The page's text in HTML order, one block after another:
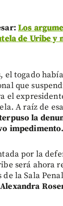
Los
de Uribe y
el togado
que
el
A raíz de
la
impedimento.
por la
será ahora
de la Sala